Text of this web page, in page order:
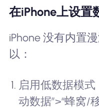
在iPhone上设置
iPhone 没有内置
以：
启用低数据模式
动数据”>“蜂窝/